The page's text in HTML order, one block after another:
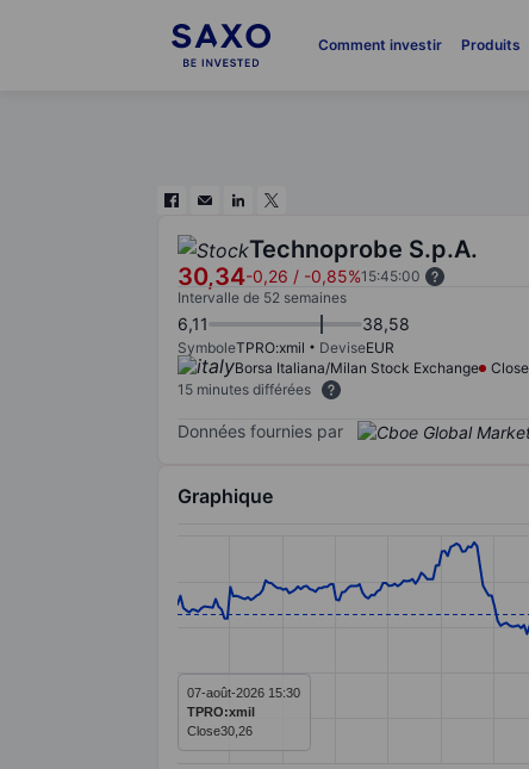
Comment investir Produits
Technoprobe S.p.A.
30,34-0,26 / -0,85%15:45:00
Intervalle de 52 semaines
6,11 38,58
SymboleTPRO:xmil DeviseEUR
Borsa Italiana/Milan Stock Exchange
15 minutes différées
Données fournies par
Graphique
Line chart with 414 data points.
The chart has 1 X axis displaying
The chart has 1 Y axis displaying
07-août-2026 15:30
TPRO:xmil
Close30,26